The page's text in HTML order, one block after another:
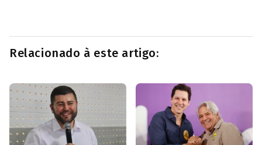
Relacionado à este artigo: